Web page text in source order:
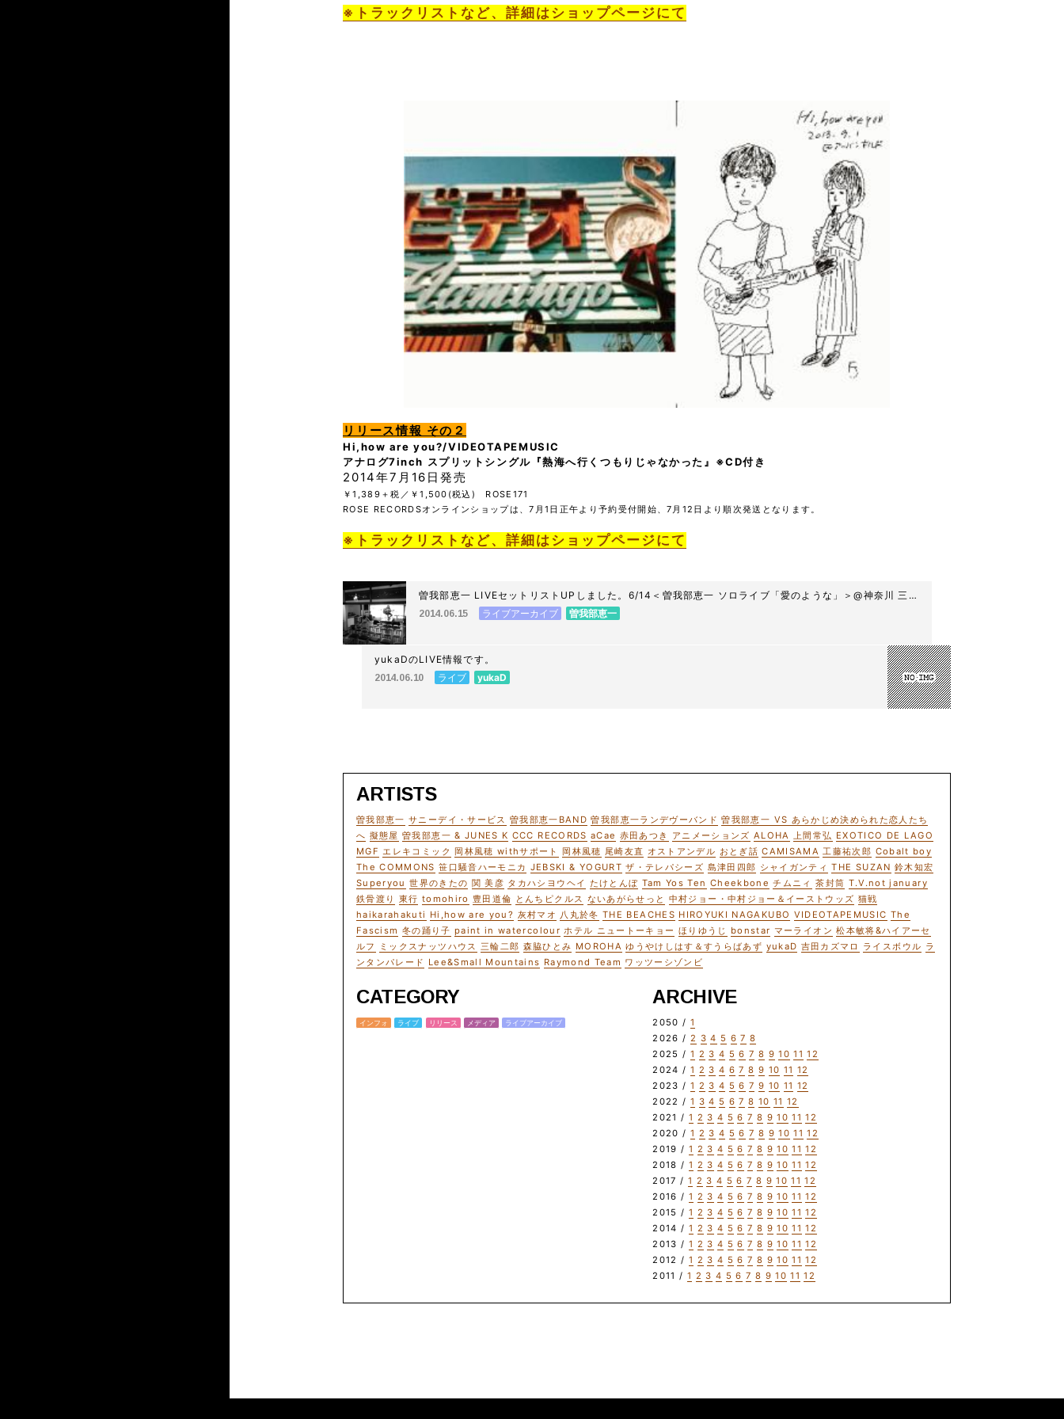
※トラックリストなど、詳細はショップページにて
リリース情報 その２
Hi,how are you?/VIDEOTAPEMUSIC
アナログ7inch スプリットシングル『熱海へ行くつもりじゃなかった』※CD付き
2014年7月16日発売
￥1,389＋税／￥1,500(税込)
ROSE171
ROSE RECORDSオンラインショップは、7月1日正午より予約受付開始、7月12日より順次発送となります。
※トラックリストなど、詳細はショップページにて
曽我部恵一 LIVEセットリストUPしました。6/14＜曽我部恵一 ソロライブ「愛のような」＞@神奈川 三崎
ミサキドーナツ
2014.06.15 ライブアーカイブ 曽我部恵一
yukaDのLIVE情報です。
2014.06.10 ライブ yukaD
ARTISTS
曽我部恵一 サニーデイ・サービス 曽我部恵一BAND 曽我部恵一ランデヴーバンド 曽我部恵一 VS あらかじめ決められた恋人たち
へ 擬態屋 曽我部恵一 & JUNES K CCC RECORDS aCae 赤田あつき アニメーションズ ALOHA 上間常弘 EXOTICO DE LAGO
MGF エレキコミック 岡林風穂 withサポート 岡林風穂 尾崎友直 オストアンデル おとぎ話 CAMISAMA 工藤祐次郎 Cobalt boy
The COMMONS 笹口騒音ハーモニカ JEBSKI & YOGURT ザ・テレパシーズ 島津田四郎 シャイガンティ THE SUZAN 鈴木知宏
Superyou 世界のきたの 関 美彦 タカハシヨウヘイ たけとんぼ Tam Yos Ten Cheekbone チムニィ 茶封筒 T.V.not january
鉄骨渡り 東行 tomohiro 豊田道倫 とんちピクルス ないあがらせっと 中村ジョー・中村ジョー＆イーストウッズ 猫戦
haikarahakuti Hi,how are you? 灰村マオ 八丸於冬 THE BEACHES HIROYUKI NAGAKUBO VIDEOTAPEMUSIC The
Fascism 冬の踊り子 paint in watercolour ホテル ニュートーキョー ほりゆうじ bonstar マーライオン 松本敏将&ハイアーセ
ルフ
ミックスナッツハウス 三輪二郎 森脇ひとみ MOROHA ゆうやけしはす＆すうらばあず yukaD 吉田カズマロ ライスボウル ラ
ンタンパレード Lee&Small Mountains Raymond Team ワッツーシゾンビ
CATEGORY
インフォ ライブ リリース メディア ライブアーカイブ
ARCHIVE
2050 / 1
2026 / 2 3 4 5 6 7 8
2025 / 1 2 3 4 5 6 7 8 9 10 11 12
2024 / 1 2 3 4 6 7 8 9 10 11 12
2023 / 1 2 3 4 5 6 7 9 10 11 12
2022 / 1 3 4 5 6 7 8 10 11 12
2021 / 1 2 3 4 5 6 7 8 9 10 11 12
2020 / 1 2 3 4 5 6 7 8 9 10 11 12
2019 / 1 2 3 4 5 6 7 8 9 10 11 12
2018 / 1 2 3 4 5 6 7 8 9 10 11 12
2017 / 1 2 3 4 5 6 7 8 9 10 11 12
2016 / 1 2 3 4 5 6 7 8 9 10 11 12
2015 / 1 2 3 4 5 6 7 8 9 10 11 12
2014 / 1 2 3 4 5 6 7 8 9 10 11 12
2013 / 1 2 3 4 5 6 7 8 9 10 11 12
2012 / 1 2 3 4 5 6 7 8 9 10 11 12
2011 / 1 2 3 4 5 6 7 8 9 10 11 12